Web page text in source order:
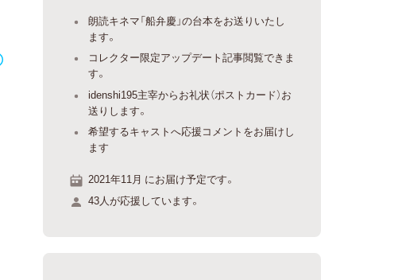
朗読キネマ「船弁慶」の台本をお送りいたし
ます。
コレクター限定アップデート記事閲覧できま
す。
idenshi195主宰からお礼状（ポストカード）お
送りします。
希望するキャストへ応援コメントをお届けし
ます
2021年11月 にお届け予定です。
43人が応援しています。